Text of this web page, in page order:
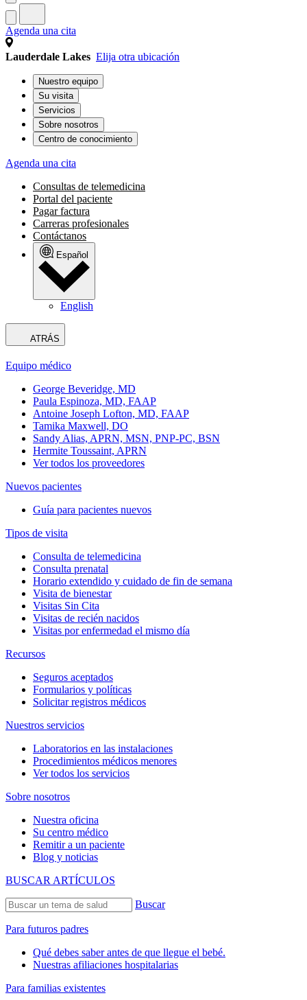
Agenda una cita
Lauderdale Lakes Elija otra ubicación
Nuestro equipo
Su visita
Servicios
Sobre nosotros
Centro de conocimiento
Agenda una cita
Consultas de telemedicina
Portal del paciente
Pagar factura
Carreras profesionales
Contáctanos
Español
English
ATRÁS
Equipo médico
George Beveridge, MD
Paula Espinoza, MD, FAAP
Antoine Joseph Lofton, MD, FAAP
Tamika Maxwell, DO
Sandy Alias, APRN, MSN, PNP-PC, BSN
Hermite Toussaint, APRN
Ver todos los proveedores
Nuevos pacientes
Guía para pacientes nuevos
Tipos de visita
Consulta de telemedicina
Consulta prenatal
Horario extendido y cuidado de fin de semana
Visita de bienestar
Visitas Sin Cita
Visitas de recién nacidos
Visitas por enfermedad el mismo día
Recursos
Seguros aceptados
Formularios y políticas
Solicitar registros médicos
Nuestros servicios
Laboratorios en las instalaciones
Procedimientos médicos menores
Ver todos los servicios
Sobre nosotros
Nuestra oficina
Su centro médico
Remitir a un paciente
Blog y noticias
BUSCAR ARTÍCULOS
Buscar
Para futuros padres
Qué debes saber antes de que llegue el bebé.
Nuestras afiliaciones hospitalarias
Para familias existentes